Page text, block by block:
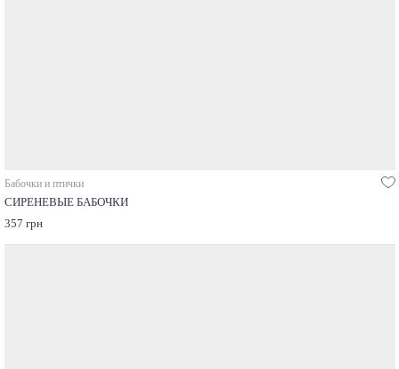
Бабочки и птички
СИРЕНЕВЫЕ БАБОЧКИ
357 грн